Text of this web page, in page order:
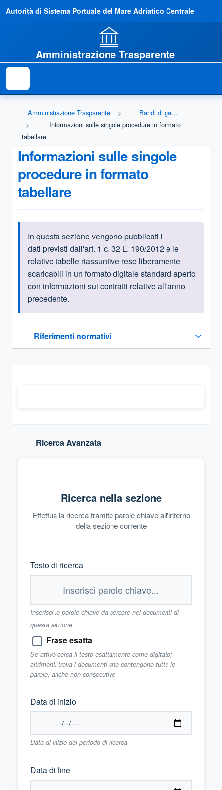
Autorità di Sistema Portuale del Mare Adriatico Centrale
Amministrazione Trasparente
Amministrazione Trasparente
Bandi di gara e contratti
Informazioni sulle singole procedure in formato
tabellare
Informazioni sulle singole
procedure in formato
tabellare
Informazioni introduttive
In questa sezione vengono pubblicati i
dati previsti dall'art. 1 c. 32 L. 190/2012 e le
relative tabelle riassuntive rese liberamente
scaricabili in un formato digitale standard aperto
con informazioni sui contratti relative all'anno
precedente.
Riferimenti normativi
Sezione compressa
Ricerca Avanzata
Ricerca nella sezione
Effettua la ricerca tramite parole chiave all'interno
della sezione corrente
Testo di ricerca
Inserisci le parole chiave da cercare nei documenti di
questa sezione
Frase esatta
Se attivo cerca il testo esattamente come digitato;
altrimenti trova i documenti che contengono tutte le
parole, anche non consecutive
Data di inizio
Data di inizio del periodo di ricerca
Data di fine